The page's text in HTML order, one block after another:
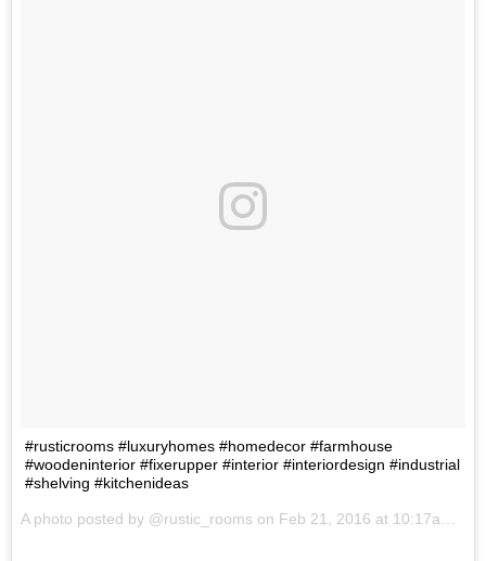
#rusticrooms #luxuryhomes #homedecor #farmhouse
#woodeninterior #fixerupper #interior #interiordesign #industrial
#shelving #kitchenideas
A photo posted by @rustic_rooms on Feb 21, 2016 at 10:17am PST